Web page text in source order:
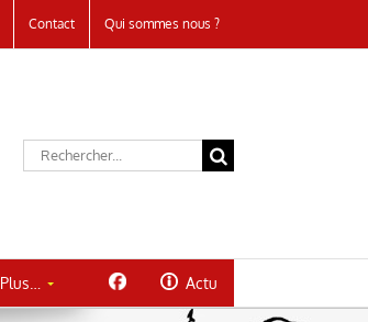
Contact Qui sommes nous ?
Rechercher:
Plus… Actu